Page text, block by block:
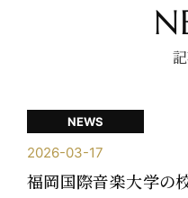
NEWS
2026-03-17
福岡国際音楽大学の